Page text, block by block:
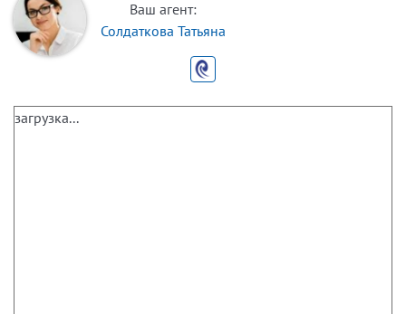
Ваш агент:
Солдаткова Татьяна
загрузка...